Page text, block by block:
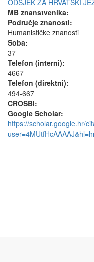
ODSJEK ZA HRVATSKI
MB znanstvenika:
Područje znanosti:
Humanističke znanosti
Soba:
37
Telefon (interni):
4667
Telefon (direktni):
494-667
CROSBI:
Google Scholar:
https://scholar.google.hr/